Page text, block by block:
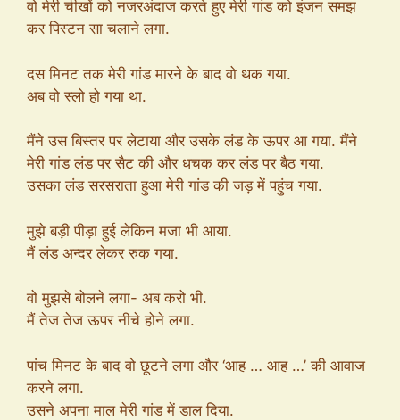
वो मेरी चीखों को नजरअंदाज करते हुए मेरी गांड को इंजन समझ
कर पिस्टन सा चलाने लगा.
दस मिनट तक मेरी गांड मारने के बाद वो थक गया.
अब वो स्लो हो गया था.
मैंने उस बिस्तर पर लेटाया और उसके लंड के ऊपर आ गया. मैंने
मेरी गांड लंड पर सैट की और धचक कर लंड पर बैठ गया.
उसका लंड सरसराता हुआ मेरी गांड की जड़ में पहुंच गया.
मुझे बड़ी पीड़ा हुई लेकिन मजा भी आया.
मैं लंड अन्दर लेकर रुक गया.
वो मुझसे बोलने लगा- अब करो भी.
मैं तेज तेज ऊपर नीचे होने लगा.
पांच मिनट के बाद वो छूटने लगा और ‘आह … आह …’ की आवाज
करने लगा.
उसने अपना माल मेरी गांड में डाल दिया.